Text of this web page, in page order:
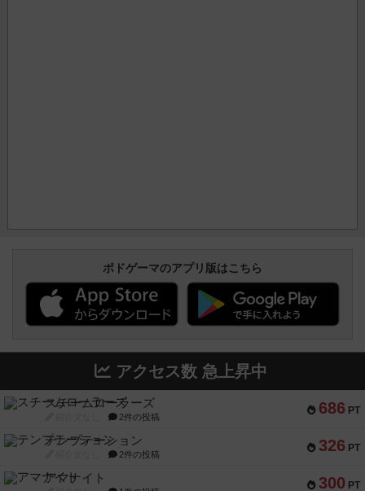
ボドゲーマのアプリ版はこちら
アクセス数 急上昇中
686 PT
スチームローラーズ
2件の投稿
326 PT
テンプテーション
2件の投稿
300 PT
アマナイト